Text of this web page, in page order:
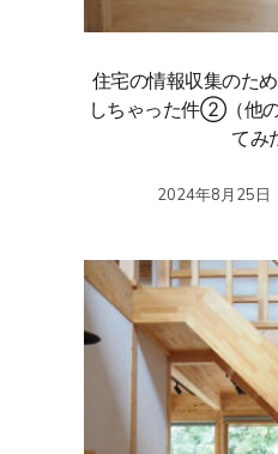
住宅の情報収集のた
しちゃった件②（他
てみ
2024年8月25日